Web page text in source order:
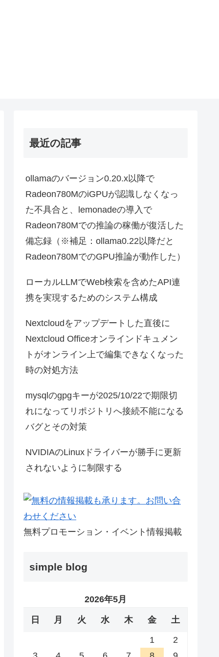
最近の記事
ollamaのバージョン0.20.x以降で
Radeon780MのiGPUが認識しなくなっ
た不具合と、lemonadeの導入で
Radeon780Mでの推論の稼働が復活した
備忘録（※補足：ollama0.22以降だと
Radeon780MでのGPU推論が動作した）
ローカルLLMでWeb検索を含めたAPI連
携を実現するためのシステム構成
Nextcloudをアップデートした直後に
Nextcloud Officeオンラインドキュメン
トがオンライン上で編集できなくなった
時の対処方法
mysqlのgpgキーが2025/10/22で期限切
れになってリポジトリへ接続不能になる
バグとその対策
NVIDIAのLinuxドライバーが勝手に更新
されないように制限する
無料プロモーション・イベント情報掲載
simple blog
2026年5月
日 月 火 水 木 金 土
1
2